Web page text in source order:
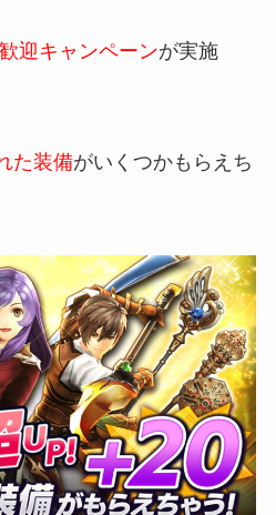
迎キャンペーンが実施
た装備がいくつかもらえち